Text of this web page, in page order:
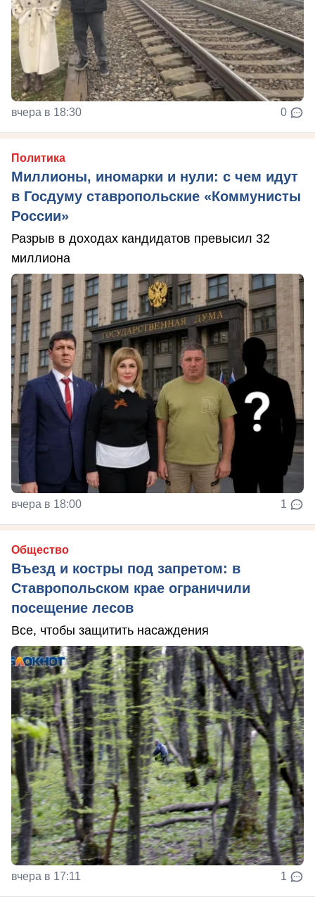
вчера в 18:30 0
Политика
Миллионы, иномарки и нули: с чем идут
в Госдуму ставропольские «Коммунисты
России»
Разрыв в доходах кандидатов превысил 32
миллиона
вчера в 18:00 1
Общество
Въезд и костры под запретом: в
Ставропольском крае ограничили
посещение лесов
Все, чтобы защитить насаждения
вчера в 17:11 1